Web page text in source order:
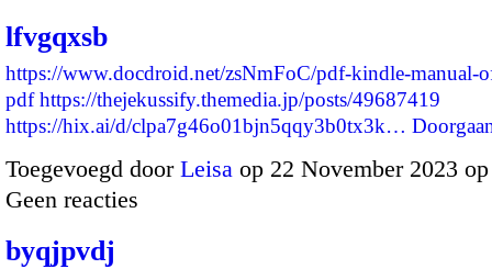
lfvgqxsb
https://www.docdroid.net/zsNmFoC/pdf-kindle-manual-
pdf https://thejekussify.themedia.jp/posts/49687419
https://hix.ai/d/clpa7g46o01bjn5qqy3b0tx3k…
Toegevoegd door Leisa op 22 November 2023
Geen reacties
byqjpvdj